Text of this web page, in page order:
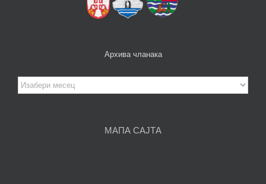
Архива чланака
Архива
чланака
МАПА САЈТА